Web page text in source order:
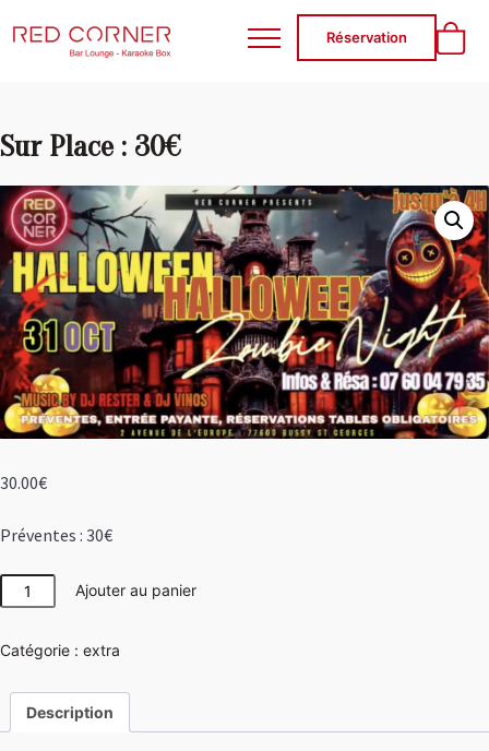
RED CORNER
Réservation
Sur Place : 30€
30.00€
Préventes : 30€
quantité
de
Place
30€
Ajouter au panier
Catégorie : extra
Description